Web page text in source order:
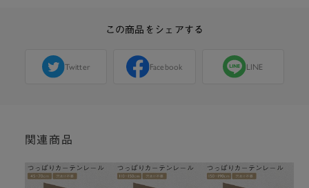
この商品をシェアする
Twitter Facebook LINE
関連商品